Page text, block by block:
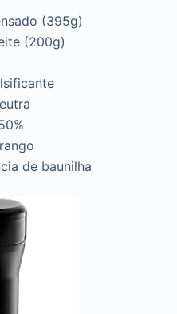
(395g)
(200g)
de baunilha